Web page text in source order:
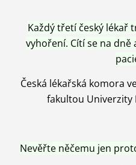
Každý třetí český lékař
vyhoření. Cítí se na dně
Česká lékařská komora
fakultou Univerzity
Nevěřte něčemu jen